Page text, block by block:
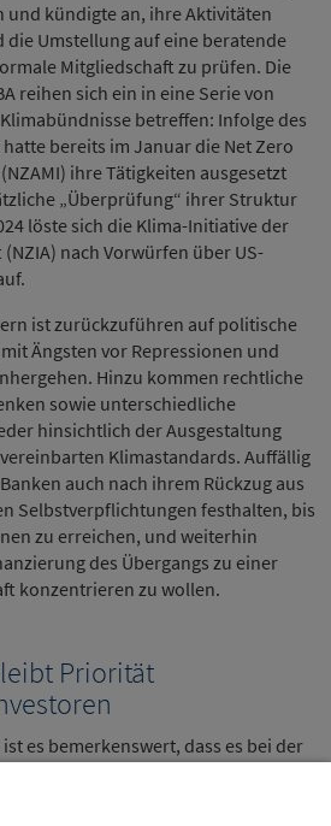
und kündigte an, ihre Aktivitäten
die Umstellung auf eine beratende
Mitgliedschaft zu prüfen. Die
reihen sich ein in eine Serie von
betreffen: Infolge des
bereits im Januar die Net Zero
ihre Tätigkeiten ausgesetzt
„Überprüfung“ ihrer Struktur
löste sich die Klima-Initiative der
nach Vorwürfen über US-
ist zurückzuführen auf politische
Ängsten vor Repressionen und
Hinzu kommen rechtliche
sowie unterschiedliche
hinsichtlich der Ausgestaltung
Klimastandards. Auffällig
auch nach ihrem Rückzug aus
Selbstverpflichtungen festhalten, bis
zu erreichen, und weiterhin
des Übergangs zu einer
konzentrieren zu wollen.
Priorität
es bemerkenswert, dass es bei der
keinem nennenswerten